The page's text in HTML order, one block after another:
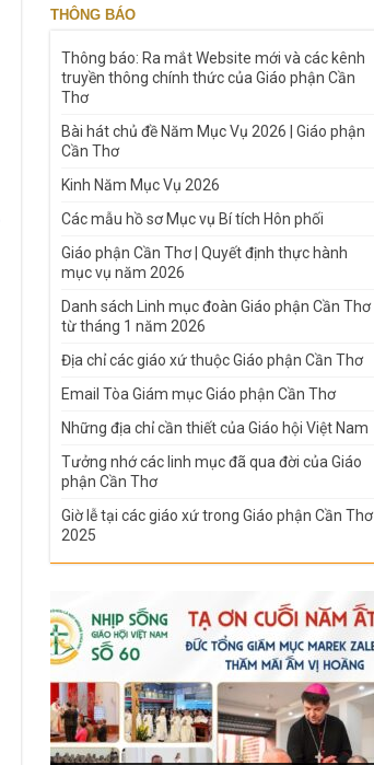
THÔNG BÁO
Thông báo: Ra mắt Website mới và các kênh
truyền thông chính thức của Giáo phận Cần
Thơ
Bài hát chủ đề Năm Mục Vụ 2026 | Giáo phận
Cần Thơ
Kinh Năm Mục Vụ 2026
Các mẫu hồ sơ Mục vụ Bí tích Hôn phối
Giáo phận Cần Thơ | Quyết định thực hành
mục vụ năm 2026
Danh sách Linh mục đoàn Giáo phận Cần Thơ
từ tháng 1 năm 2026
Địa chỉ các giáo xứ thuộc Giáo phận Cần Thơ
Email Tòa Giám mục Giáo phận Cần Thơ
Những địa chỉ cần thiết của Giáo hội Việt Nam
Tưởng nhớ các linh mục đã qua đời của Giáo
phận Cần Thơ
Giờ lễ tại các giáo xứ trong Giáo phận Cần Thơ
2025